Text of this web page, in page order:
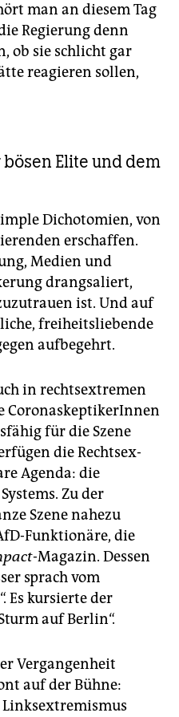
man an diesem Tag
Regierung denn
ob sie schlicht gar
reagieren sollen,
Elite und dem
Dichotomien, von
erschaffen.
Medien und
drangsaliert,
ist. Und auf
freiheitsliebende
aufbegehrt.
in rechtsextremen
CoronaskeptikerInnen
für die Szene
die Rechtsex­
Agenda: die
Zu der
Szene nahezu
Funktionäre, die
-Magazin. Dessen
sprach vom
Es kursierte der
auf Berlin“.
Vergangenheit
auf der Bühne: